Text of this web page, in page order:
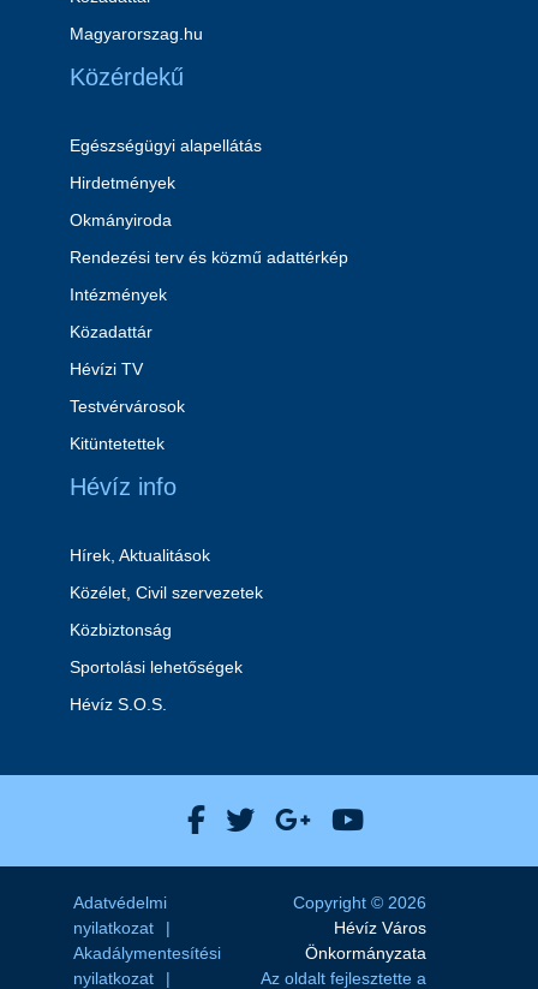
Magyarorszag.hu
Közérdekű
Egészségügyi alapellátás
Hirdetmények
Okmányiroda
Rendezési terv és közmű adattérkép
Intézmények
Közadattár
Hévízi TV
Testvérvárosok
Kitüntetettek
Hévíz info
Hírek, Aktualitások
Közélet, Civil szervezetek
Közbiztonság
Sportolási lehetőségek
Hévíz S.O.S.
Hévíz Város Facebook
Hévíz Város X
Hévíz Város
Hévíz Város
Adatvédelmi
nyilatkozat
Akadálymentesítési
nyilatkozat
Copyright © 2026
Hévíz Város
Önkormányzata
Az oldalt fejlesztette a